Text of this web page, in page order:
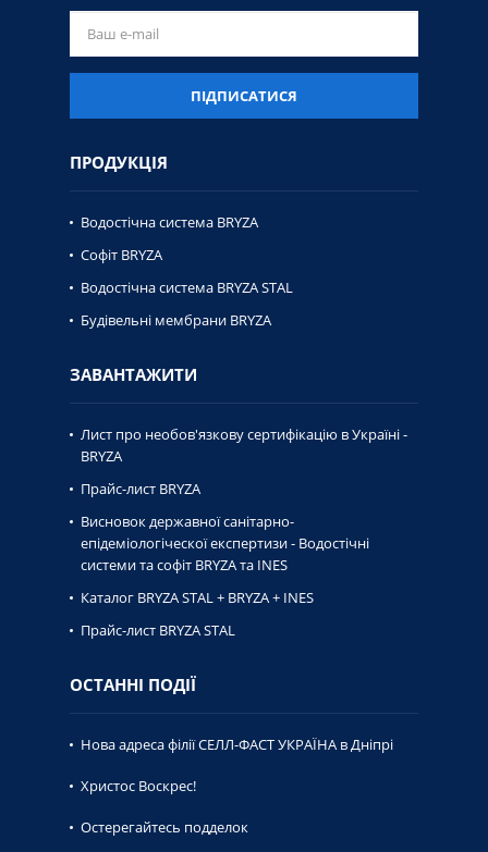
ПІДПИСАТИСЯ
ПРОДУКЦІЯ
Водостічна система BRYZA
Софіт BRYZA
Водостічна система BRYZA STAL
Будівельні мембрани BRYZA
ЗАВАНТАЖИТИ
Лист про необов'язкову сертифікацію в Україні -
BRYZA
Прайс-лист BRYZA
Висновок державної caнiтaрно-
епiдемiологiческої експертизи - Водостічні
системи та софіт BRYZA та INES
Каталог BRYZA STAL + BRYZA + INES
Прайс-лист BRYZA STAL
ОСТАННІ ПОДІЇ
Нова адреса філії СЕЛЛ-ФАСТ УКРАЇНА в Дніпрі
Христос Воскрес!
Остерегайтесь подделок